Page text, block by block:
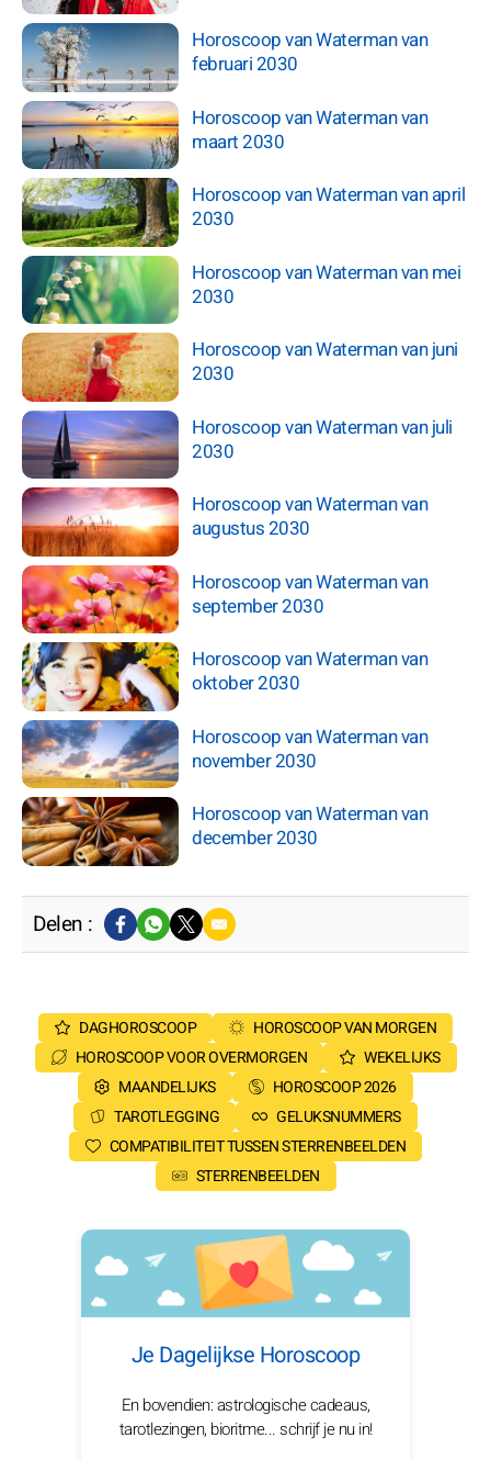
Horoscoop van Waterman van
februari 2030
Horoscoop van Waterman van
maart 2030
Horoscoop van Waterman van april
2030
Horoscoop van Waterman van mei
2030
Horoscoop van Waterman van juni
2030
Horoscoop van Waterman van juli
2030
Horoscoop van Waterman van
augustus 2030
Horoscoop van Waterman van
september 2030
Horoscoop van Waterman van
oktober 2030
Horoscoop van Waterman van
november 2030
Horoscoop van Waterman van
december 2030
Delen :
DAGHOROSCOOP
HOROSCOOP VAN MORGEN
HOROSCOOP VOOR OVERMORGEN
WEKELIJKS
MAANDELIJKS
HOROSCOOP 2026
TAROTLEGGING
GELUKSNUMMERS
COMPATIBILITEIT TUSSEN STERRENBEELDEN
STERRENBEELDEN
Je Dagelijkse Horoscoop
En bovendien: astrologische cadeaus,
tarotlezingen, bioritme... schrijf je nu in!